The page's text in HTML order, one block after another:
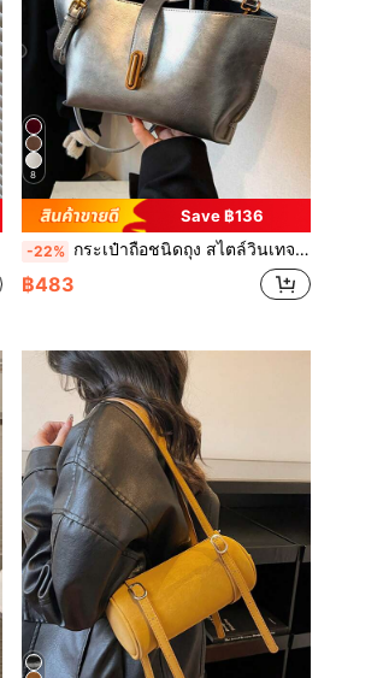
8
Save ฿136
-22% กระเป๋าถือชนิดถุง สไตล์วินเทจที่เป็นแฟชั่น สำหรับผู้หญิง กระเป๋าถือคุณภาพสูง พร้อมสายถอดได้ เหมาะสำหรับการเดินทางไปทำงาน ช้อปปิ้ง และท่องเที่ยว
฿483